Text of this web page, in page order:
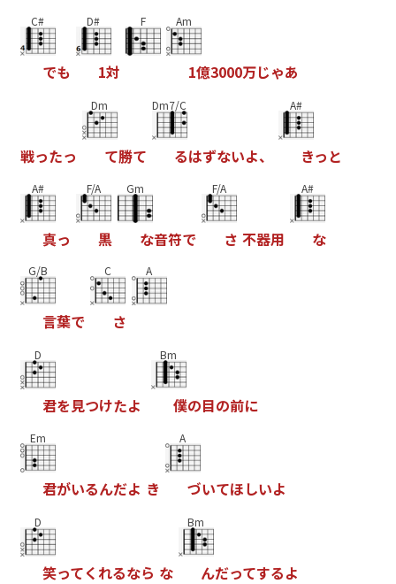
C#
でも
D#
1対
F Am
1億3000万じゃあ
戦ったっ
Dm
て勝て
Dm7/C
るはずないよ、
A#
きっ と
A#
真っ
F/A
黒
Gm
な音符で
F/A
さ 不器用
A#
な
G/B
言葉で
C
さ
A
D
君を見つけたよ
Bm
僕の目の前に
Em
君がいるんだよ き
A
づいてほしいよ
D
笑ってく れるなら な
Bm
んだってするよ